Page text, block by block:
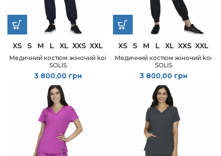
XS S M L XL XXS XXL
Медичний костюм жіночий koi
SOLIS
3 800,00 грн
XS S M L XL XXS XXL
Медичний костюм жіночий koi
SOLIS
3 800,00 грн